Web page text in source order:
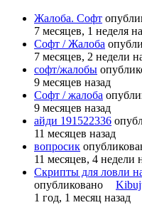
Жалоба. Софт
7 месяцев, 1 неделя
Софт / Жалоба
7 месяцев, 2 недели
софт/жалобы
9 месяцев назад
Софт / жалоба
9 месяцев назад
айди 191522336
11 месяцев назад
вопросик
11 месяцев, 4 недели
Скрипты для ловли
опубликовано
1 год, 1 месяц назад